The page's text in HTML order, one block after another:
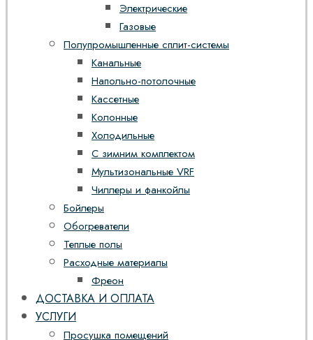
Электрические
Газовые
Полупромышленные сплит-системы
Канальные
Напольно-потолочные
Кассетные
Колонные
Холодильные
С зимним комплектом
Мультизональные VRF
Чиллеры и фанкойлы
Бойлеры
Обогреватели
Теплые полы
Расходные материалы
Фреон
ДОСТАВКА И ОПЛАТА
УСЛУГИ
Просушка помещений